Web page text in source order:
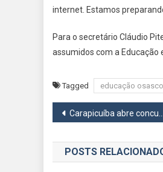
internet. Estamos
Para o secretário Cláudio
assumidos com a Educação
Tagged educação osasco
Navegação
de
Post
Carapicuíba abre concurso público para educação com salários que podem ultrapassar os R$ 9 mil
POSTS